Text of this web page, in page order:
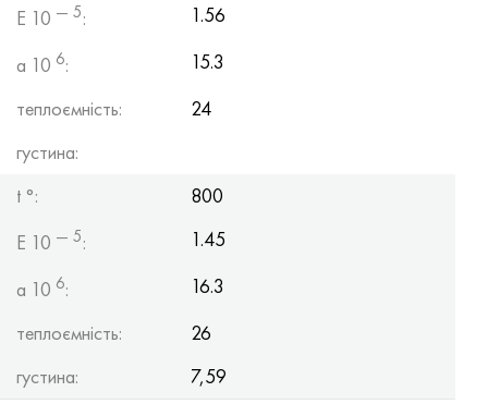
E 10 — 5:
1.56
a 10 6:
15.3
теплоємність:
24
густина:
t °:
800
E 10 — 5:
1.45
a 10 6:
16.3
теплоємність:
26
густина:
7,59